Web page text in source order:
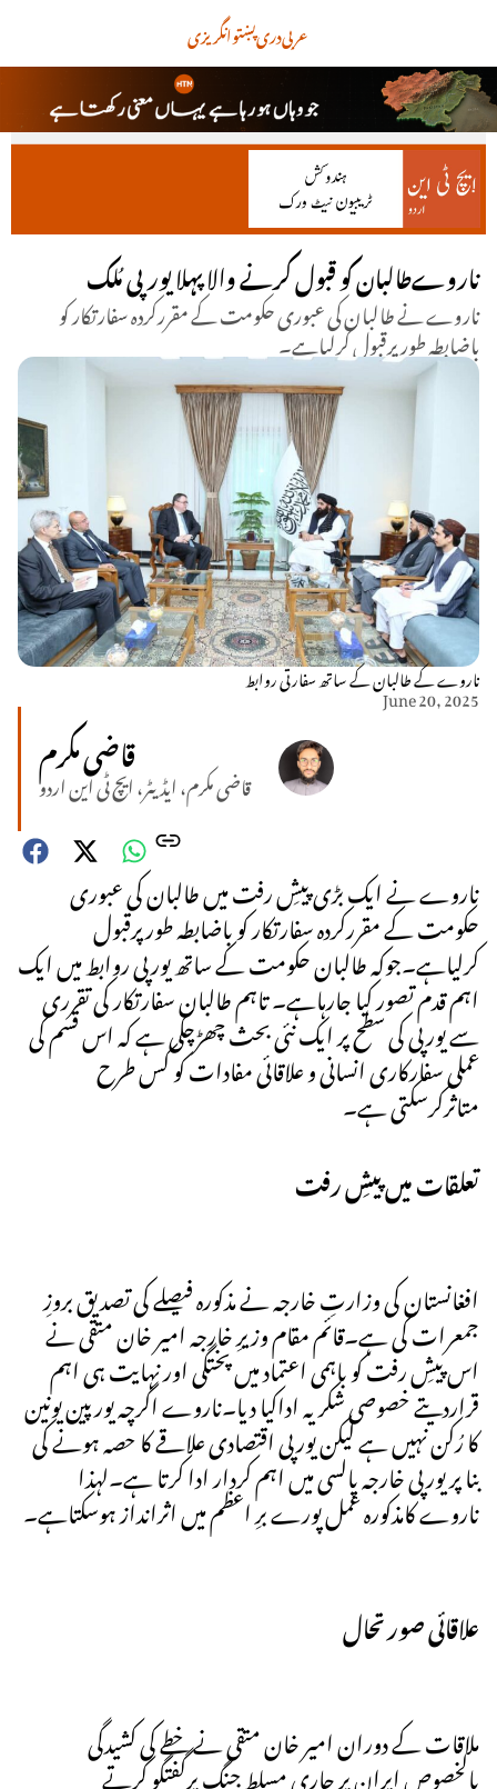
انگریزیپښتودریعربی
ناروےطالبان کو قبول کرنے والا پہلا یورپی مُلک
ناروے نے طالبان کی عبوری حکومت کے مقررکردہ سفارتکار کو
باضابطہ طورپرقبول کرلیاہے۔
ناروے کے طالبان کے ساتھ سفارتی روابط
June 20, 2025
قاضی مکرم
قاضی مکرم، ایڈیٹر، ایچ ٹی این اردو
ناروے نے ایک بڑی پیشِ رفت میں طالبان کی عبوری
حکومت کے مقررکردہ سفارتکار کو باضابطہ طورپرقبول
کرلیاہے۔جوکہ طالبان حکومت کے ساتھ یورپی روابط میں ایک
اہم قدم تصور کیا جارہاہے۔ تاہم طالبان سفارتکار کی تقرری
سے یورپی کی سطح پر ایک نئی بحث چھڑچکی ہے کہ اس قسم کی
عملی سفارکاری انسانی و علاقائی مفادات کو کس طرح
متاثرکرسکتی ہے۔
تعلقات میں پیشِ رفت
افغانستان کی وزارتِ خارجہ نے مذکورہ فیصلے کی تصدیق بروزِ
جمعرات کی ہے۔قائم مقام وزیرِ خارجہ امیر خان متقی نے
اس پیشِ رفت کو باہمی اعتماد میں پختگی اور نہایت ہی اہم
قراردیتے خصوصی شکریہ اداکیا دیا۔ناروے اگرچہ یورپین یونین
کا رُکن نہیں ہے لیکن یورپی اقتصادی علاقے کا حصہ ہونے کی
بنا پر یورپی خارجہ پالسی میں اہم کردار ادا کرتا ہے۔لہذا
ناروے کامذکورہ عمل پورے برِ اعظم میں اثرانداز ہوسکتاہے۔
علاقائی صورتحال
ملاقات کے دوران امیر خان متقی نے خطے کی کشیدگی
بالخصوص ایران پر جاری مسلط جنگ پرگفتگو کرتے